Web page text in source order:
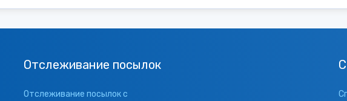
Отслеживание посылок
Отслеживание посылок с